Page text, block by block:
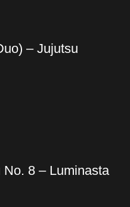
– Jujutsu
8 – Luminasta